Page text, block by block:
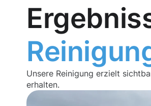
Unsere Reinigung erzielt
erhalten.